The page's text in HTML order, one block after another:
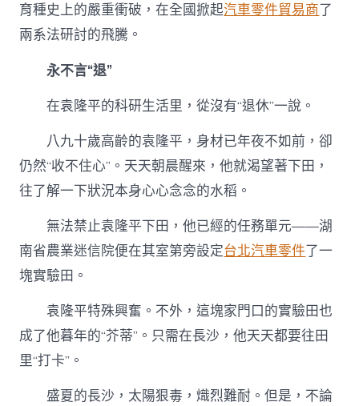
育種史上的嚴重衝破，在全國掀起汽車零件貿易商了
兩系法研討的飛騰。
永不言“退”
在袁隆平的科研生活里，從沒有“退休”一說。
八九十歲高齡的袁隆平，身材已年夜不如前，卻
仍然“收不住心”。天天朝晨醒來，他就渴望著下田，
往了解一下狀況本身心心念念的水稻。
無法禁止袁隆平下田，他已經的任務單元——湖
南省農業迷信院便在其室第旁設定台北汽車零件了一
塊實驗田。
袁隆平特殊興奮。不外，這塊家門口的實驗田也
成了他暮年的“芥蒂”。只需在長沙，他天天都要往田
里“打卡”。
盛夏的長沙，太陽狠毒，熾烈難耐。但是，不論